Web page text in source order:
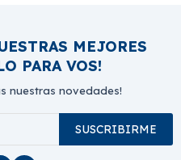
MEJORES
PARA VOS!
nuestras novedades!
SUSCRIBIRME